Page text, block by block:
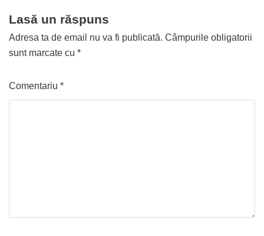
Lasă un răspuns
Adresa ta de email nu va fi publicată. Câmpurile obligatorii
sunt marcate cu *
Comentariu *